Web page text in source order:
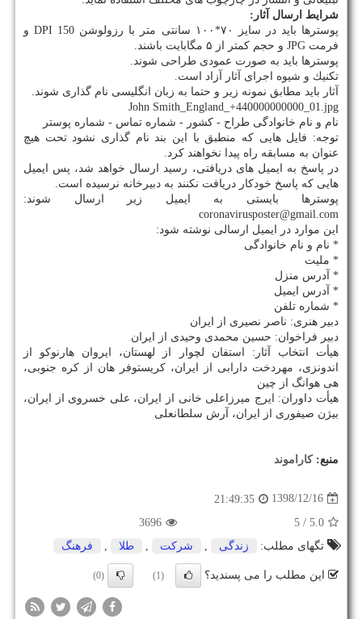
شرایط ارسال آثار:
پوسترها باید در سایز ۷۰*۱۰۰ سانتی متر با رزولوشن 150 DPI و
فرمت JPG و حجم كمتر از ۵ مگابایت باشند.
پوسترها باید به صورت عمودی طراحی شوند.
تكنیك و شیوه اجرای آثار آزاد است.
آثار باید مطابق نمونه زیر و حتما به زبان انگلیسی نام گذاری شوند.
John Smith_England_+440000000000_01.jpg
نام و نام خانوادگی طراح - كشور - شماره تماس - شماره پوستر
توجه: فایل هایی كه منطبق با این بند نام گذاری نشود تحت هیچ
عنوان به مسابقه راه پیدا نخواهند كرد.
در پاسخ به ایمیل های دریافتی، رسید ارسال خواهد شد، پس ایمیل
هایی كه پاسخ خودكار دریافت نكنند به دبیرخانه نرسیده است.
پوسترها بایستی به ایمیل زیر ارسال شوند:
coronavirusposter@gmail.com
این موارد در ایمیل ارسالی نوشته شود:
* نام و نام خانوادگی
* ملیت
* آدرس منزل
* آدرس ایمیل
* شماره تلفن
دبیر هنری: ناصر نصیری از ایران
دبیر فراخوان: حسین محمدی وحیدی از ایران
هیأت انتخاب آثار: استفان لچوار از لهستان، ایروان هارنوكو از
اندونزی، مهردخت دارابی از ایران، كریستوفر هان از كره جنوبی،
هی هوانگ از چین
هیأت داوران: ایرج میرزاعلی خانی از ایران، علی خسروی از ایران،
بیژن صیفوری از ایران، آرش سلطانعلی
منبع:كاراموند
1398/12/16
21:49:35
5.0
/ 5
3696
تگهای مطلب:
زندگی شركت طلا فرهنگ
این مطلب را می پسندید؟ (1)
(0)